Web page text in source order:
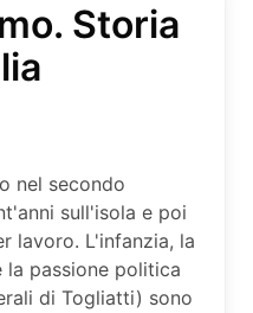
Storia
nel secondo
sull'isola e poi
lavoro. L'infanzia, la
la passione politica
di Togliatti) sono